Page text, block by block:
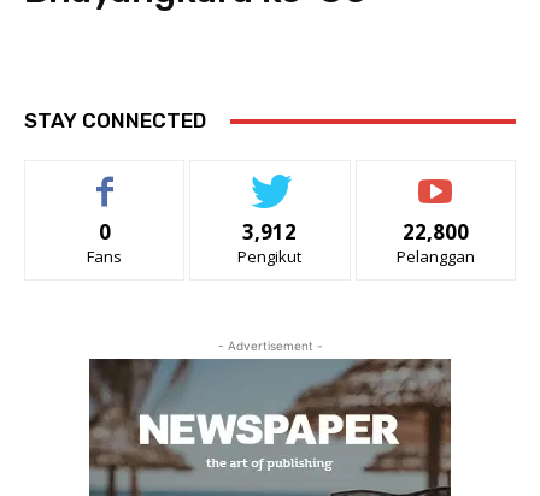
STAY CONNECTED
0
Fans
3,912
Pengikut
22,800
Pelanggan
- Advertisement -